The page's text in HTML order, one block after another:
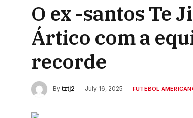
O ex -santos Te
Ártico com a
recorde
By tztj2 July 16, 2025 FUTEBOL